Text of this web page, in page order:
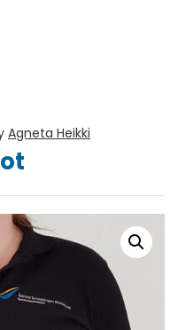
Agneta Heikki